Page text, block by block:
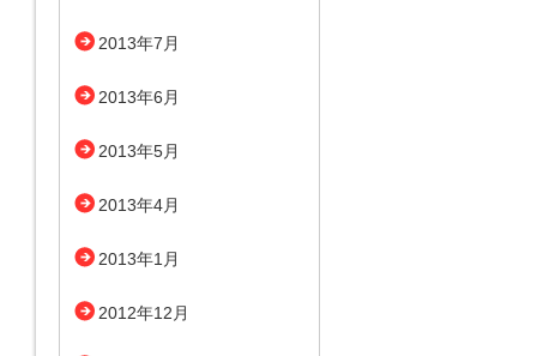
2013年7月
2013年6月
2013年5月
2013年4月
2013年1月
2012年12月